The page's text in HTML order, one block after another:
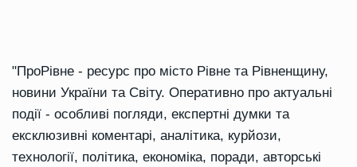
"ПроРівне - ресурс про місто Рівне та Рівненщину,
новини України та Світу. Оперативно про актуальні
події - особливі погляди, експертні думки та
ексклюзивні коментарі, аналітика, курйози,
технології, політика, економіка, поради, авторські